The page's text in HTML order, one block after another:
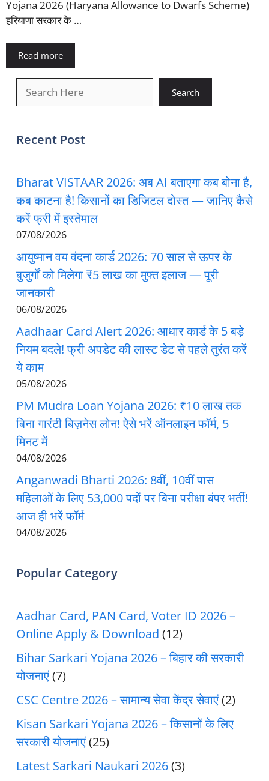
Yojana 2026 (Haryana Allowance to Dwarfs Scheme)
हरियाणा सरकार के …
Read more
Search
Recent Post
Bharat VISTAAR 2026: अब AI बताएगा कब बोना है,
कब काटना है! किसानों का डिजिटल दोस्त — जानिए कैसे
करें फ्री में इस्तेमाल
07/08/2026
आयुष्मान वय वंदना कार्ड 2026: 70 साल से ऊपर के
बुजुर्गों को मिलेगा ₹5 लाख का मुफ्त इलाज — पूरी
जानकारी
06/08/2026
Aadhaar Card Alert 2026: आधार कार्ड के 5 बड़े
नियम बदले! फ्री अपडेट की लास्ट डेट से पहले तुरंत करें
ये काम
05/08/2026
PM Mudra Loan Yojana 2026: ₹10 लाख तक
बिना गारंटी बिज़नेस लोन! ऐसे भरें ऑनलाइन फॉर्म, 5
मिनट में
04/08/2026
Anganwadi Bharti 2026: 8वीं, 10वीं पास
महिलाओं के लिए 53,000 पदों पर बिना परीक्षा बंपर भर्ती!
आज ही भरें फॉर्म
04/08/2026
Popular Category
Aadhar Card, PAN Card, Voter ID 2026 –
Online Apply & Download (12)
Bihar Sarkari Yojana 2026 – बिहार की सरकारी
योजनाएं(7)
CSC Centre 2026 – सामान्य सेवा केंद्र सेवाएं(2)
Kisan Sarkari Yojana 2026 – किसानों के लिए
सरकारी योजनाएं(25)
Latest Sarkari Naukari 2026(3)